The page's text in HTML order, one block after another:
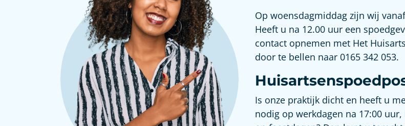
Op woensdagmiddag zijn wij
Heeft u na 12.00 uur een
contact opnemen met Het
door te bellen naar 0165 342 053.
Is onze praktijk dicht en heeft u
nodig op werkdagen na 17:00